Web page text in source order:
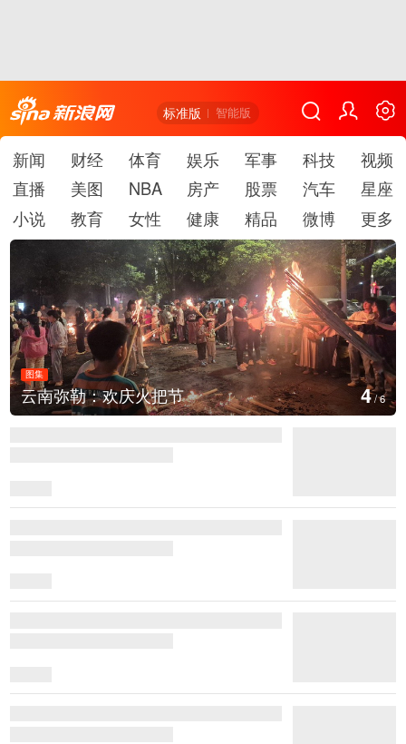
标准版 智能版
新闻 财经 体育 娱乐 军事 科技
视频
直播
美图 NBA 房产 股票 汽车
星座
小说
教育 女性 健康 精品 微博 更多
图集
江西铅山：千灯点亮葛仙村 5/6